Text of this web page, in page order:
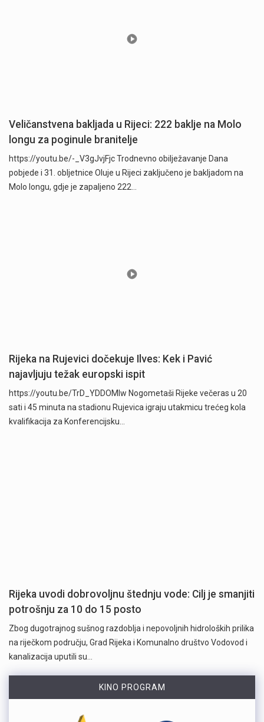
Veličanstvena bakljada u Rijeci: 222 baklje na Molo
longu za poginule branitelje
https://youtu.be/-_V3gJvjFjc Trodnevno obilježavanje Dana
pobjede i 31. obljetnice Oluje u Rijeci zaključeno je bakljadom na
Molo longu, gdje je zapaljeno 222…
Rijeka na Rujevici dočekuje Ilves: Kek i Pavić
najavljuju težak europski ispit
https://youtu.be/TrD_YDDOMIw Nogometaši Rijeke večeras u 20
sati i 45 minuta na stadionu Rujevica igraju utakmicu trećeg kola
kvalifikacija za Konferencijsku…
Rijeka uvodi dobrovoljnu štednju vode: Cilj je smanjiti
potrošnju za 10 do 15 posto
Zbog dugotrajnog sušnog razdoblja i nepovoljnih hidroloških prilika
na riječkom području, Grad Rijeka i Komunalno društvo Vodovod i
kanalizacija uputili su…
KINO PROGRAM